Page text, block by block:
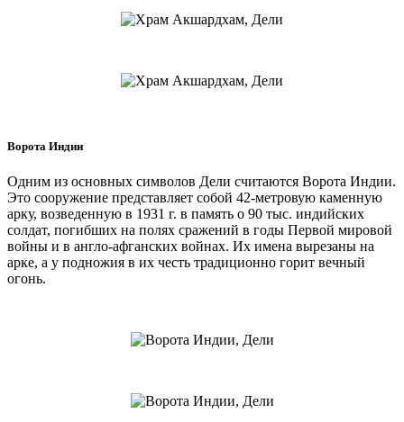
Ворота Индии
Одним из основных символов Дели считаются Ворота Индии.
Это сооружение представляет собой 42-метровую каменную
арку, возведенную в 1931 г. в память о 90 тыс. индийских
солдат, погибших на полях сражений в годы Первой мировой
войны и в англо-афганских войнах. Их имена вырезаны на
арке, а у подножия в их честь традиционно горит вечный
огонь.